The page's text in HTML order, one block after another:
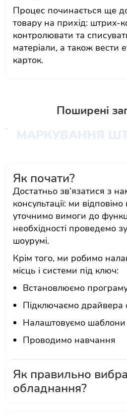
Процес починається ще
товару на прихід: штрих-
контролювати та
матеріали, а також вести
карток.
Поширені
МАРКУВАННЯ
Як почати?
Достатньо зв’язатися з
консультації: ми
уточнимо вимоги до
необхідності проведемо
шоурумі.
Крім того, ми робимо
місць і системи під ключ:
Встановлюємо
Підключаємо драйвера
Налаштовуємо шаблони
Проводимо навчання
Як правильно
обладнання?